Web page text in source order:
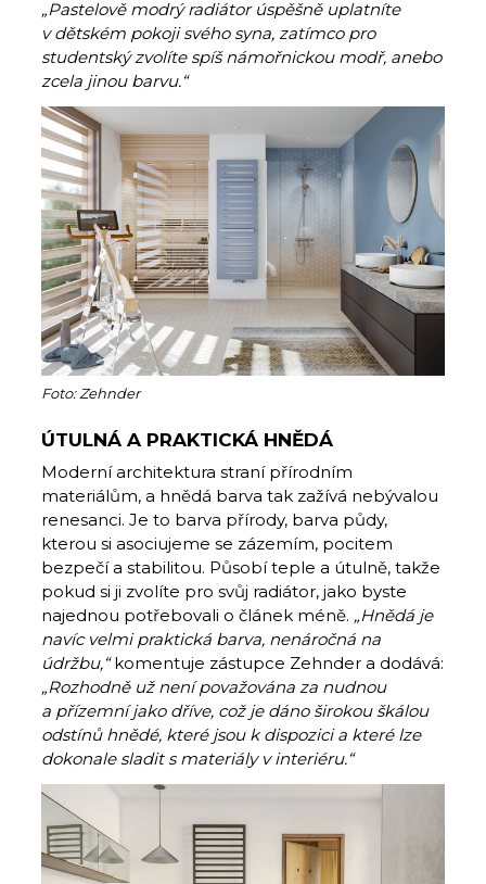
„Pastelově modrý radiátor úspěšně uplatníte
v dětském pokoji svého syna, zatímco pro
studentský zvolíte spíš námořnickou modř, anebo
zcela jinou barvu.“
Foto: Zehnder
ÚTULNÁ A PRAKTICKÁ HNĚDÁ
Moderní architektura straní přírodním
materiálům, a hnědá barva tak zažívá nebývalou
renesanci. Je to barva přírody, barva půdy,
kterou si asociujeme se zázemím, pocitem
bezpečí a stabilitou. Působí teple a útulně, takže
pokud si ji zvolíte pro svůj radiátor, jako byste
najednou potřebovali o článek méně. „Hnědá je
navíc velmi praktická barva, nenáročná na
údržbu,“komentuje zástupce Zehnder a dodává:
„Rozhodně už není považována za nudnou
a přízemní jako dříve, což je dáno širokou škálou
odstínů hnědé, které jsou k dispozici a které lze
dokonale sladit s materiály v interiéru.“